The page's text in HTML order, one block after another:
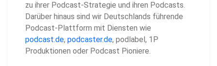
zu ihrer Podcast-Strategie und ihren Podcasts.
Darüber hinaus sind wir Deutschlands führende
Podcast-Plattform mit Diensten wie
podcast.de, podcaster.de, podlabel, 1P
Produktionen oder Podcast Pioniere.